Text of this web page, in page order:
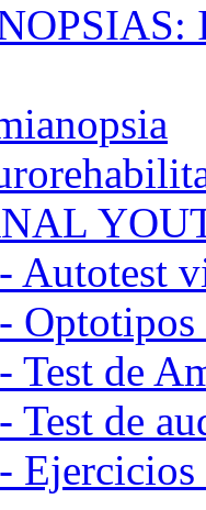
Autotest
Test de
Test de